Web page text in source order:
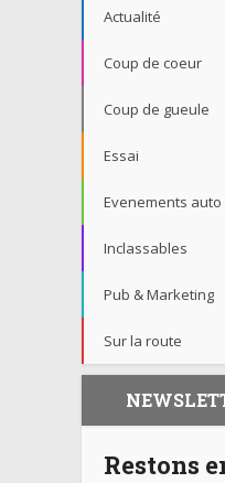
Actualité
Coup de coeur
Coup de gueule
Essai
Evenements auto
Inclassables
Pub & Marketing
Sur la route
Restons